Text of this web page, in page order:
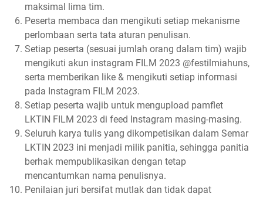
maksimal lima tim.
Peserta membaca dan mengikuti setiap mekanisme
perlombaan serta tata aturan penulisan.
Setiap peserta (sesuai jumlah orang dalam tim) wajib
mengikuti akun instagram FILM 2023 @festilmiahuns,
serta memberikan like & mengikuti setiap informasi
pada Instagram FILM 2023.
Setiap peserta wajib untuk mengupload pamflet
LKTIN FILM 2023 di feed Instagram masing-masing.
Seluruh karya tulis yang dikompetisikan dalam Semar
LKTIN 2023 ini menjadi milik panitia, sehingga panitia
berhak mempublikasikan dengan tetap
mencantumkan nama penulisnya.
Penilaian juri bersifat mutlak dan tidak dapat